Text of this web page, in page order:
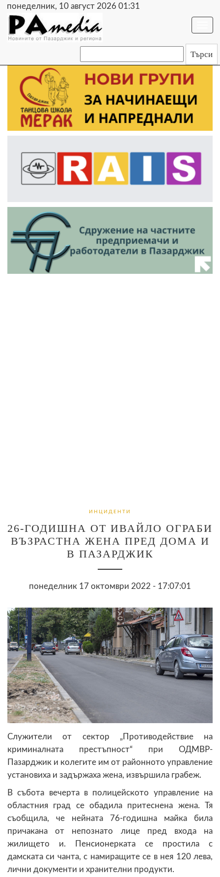
понеделник, 10 август 2026 01:31
ИНЦИДЕНТИ
26-ГОДИШНА ОТ ИВАЙЛО ОГРАБИ
ВЪЗРАСТНА ЖЕНА ПРЕД ДОМА И
В ПАЗАРДЖИК
понеделник 17 октомври 2022 - 17:07:01
Служители от сектор „Противодействие на
криминалната престъпност“ при ОДМВР-
Пазарджик и колегите им от районното управление
установиха и задържаха жена, извършила грабеж.
В събота вечерта в полицейското управление на
областния град се обадила притеснена жена. Тя
съобщила, че нейната 76-годишна майка била
причакана от непознато лице пред входа на
жилището и. Пенсионерката се простила с
дамската си чанта, с намиращите се в нея 120 лева,
лични документи и хранителни продукти.